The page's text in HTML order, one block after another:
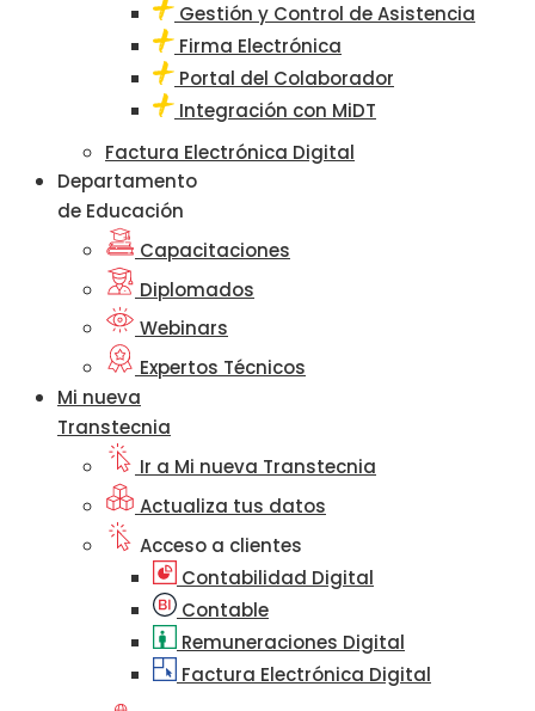
Gestión y Control de Asistencia
Firma Electrónica
Portal del Colaborador
Integración con MiDT
Factura Electrónica Digital
Departamento
de Educación
Capacitaciones
Diplomados
Webinars
Expertos Técnicos
Mi nueva
Transtecnia
Ir a Mi nueva Transtecnia
Actualiza tus datos
Acceso a clientes
Contabilidad Digital
Contable
Remuneraciones Digital
Factura Electrónica Digital